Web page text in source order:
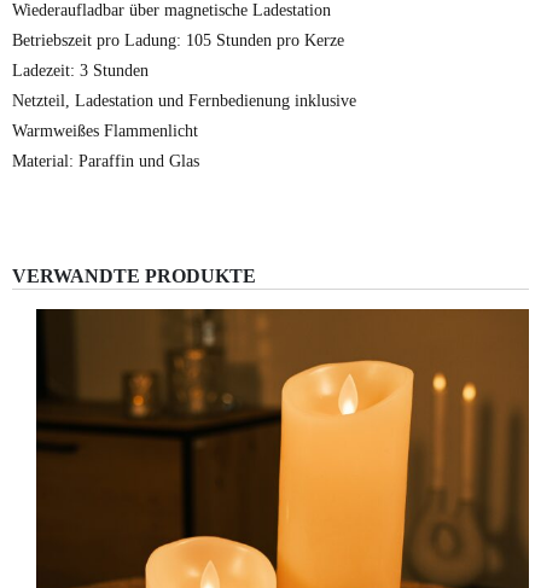
Wiederaufladbar über magnetische Ladestation
Betriebszeit pro Ladung: 105 Stunden pro Kerze
Ladezeit: 3 Stunden
Netzteil, Ladestation und Fernbedienung inklusive
Warmweißes Flammenlicht
Material: Paraffin und Glas
VERWANDTE PRODUKTE